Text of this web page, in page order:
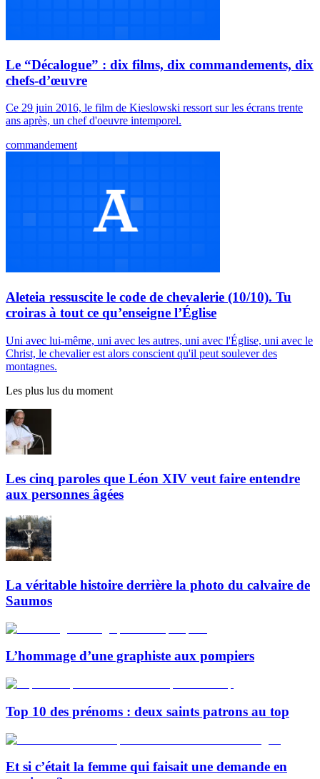
Le “Décalogue” : dix films, dix commandements, dix
chefs-d’œuvre
Ce 29 juin 2016, le film de Kieslowski ressort sur les écrans trente
ans après, un chef d'oeuvre intemporel.
commandement
Aleteia ressuscite le code de chevalerie (10/10). Tu
croiras à tout ce qu’enseigne l’Église
Uni avec lui-même, uni avec les autres, uni avec l'Église, uni avec le
Christ, le chevalier est alors conscient qu'il peut soulever des
montagnes.
Les plus lus du moment
Les cinq paroles que Léon XIV veut faire entendre
aux personnes âgées
La véritable histoire derrière la photo du calvaire de
Saumos
L’hommage d’une graphiste aux pompiers
Top 10 des prénoms : deux saints patrons au top
Et si c’était la femme qui faisait une demande en